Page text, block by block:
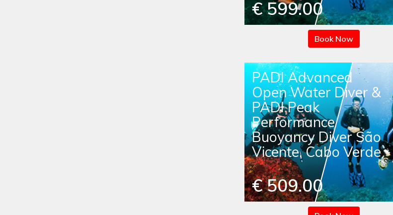
€ 599.00
Book Now
PADI Advanced
Open Water Diver &
PADI Peak
Performance
Buoyancy Diver São
Vicente, Cabo Verde
€ 509.00